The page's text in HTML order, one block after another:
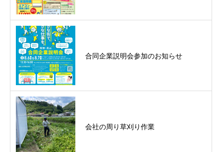
合同企業説明会参加のお知らせ
会社の周り草刈り作業